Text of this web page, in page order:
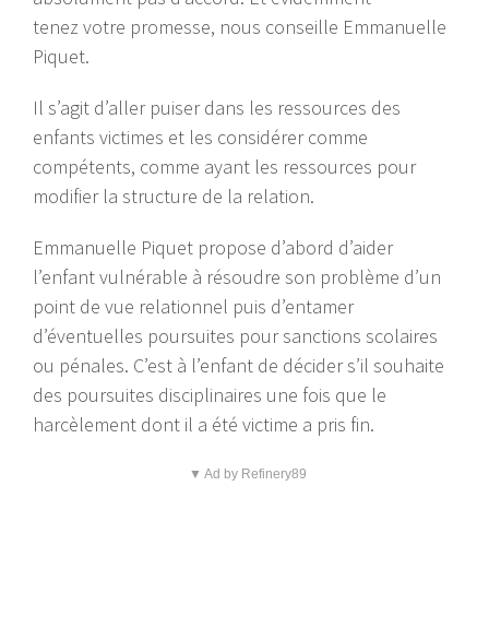
tenez votre promesse, nous conseille Emmanuelle
Piquet.
Il s’agit d’aller puiser dans les ressources des
enfants victimes et les considérer comme
compétents, comme ayant les ressources pour
modifier la structure de la relation.
Emmanuelle Piquet propose d’abord d’aider
l’enfant vulnérable à résoudre son problème d’un
point de vue relationnel puis d’entamer
d’éventuelles poursuites pour sanctions scolaires
ou pénales. C’est à l’enfant de décider s’il souhaite
des poursuites disciplinaires une fois que le
harcèlement dont il a été victime a pris fin.
▼ Ad by Refinery89